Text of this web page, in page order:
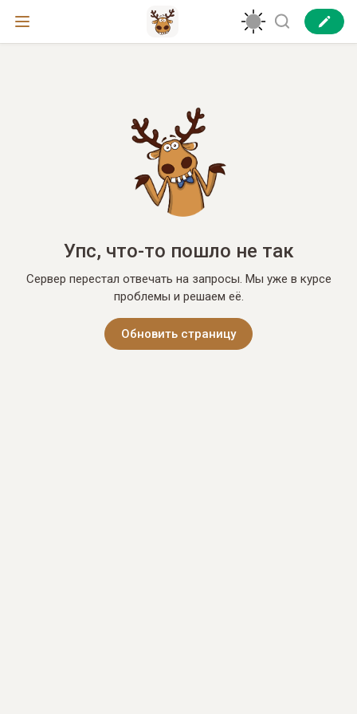
Упс, что-то пошло не так
Сервер перестал отвечать на запросы. Мы уже в курсе
проблемы и решаем её.
Обновить страницу